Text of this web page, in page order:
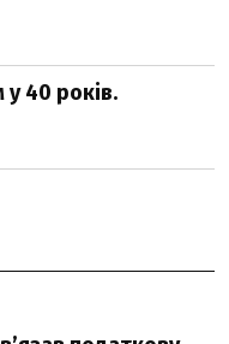
40 років.